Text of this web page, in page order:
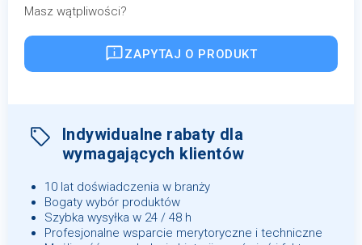
Masz wątpliwości?
ZAPYTAJ O PRODUKT
Indywidualne rabaty dla
wymagających klientów
10 lat doświadczenia w branży
Bogaty wybór produktów
Szybka wysyłka w 24 / 48 h
Profesjonalne wsparcie merytoryczne i techniczne